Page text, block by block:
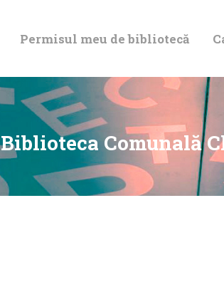
Permisul meu de bibliotecă
Biblioteca Comunală
DE BIBLIOTECĂ
CATALOAGE ȘI
COLECȚII